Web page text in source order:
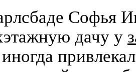
Софья
дачу у